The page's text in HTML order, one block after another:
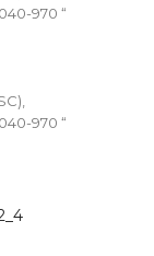
970 “
970 “